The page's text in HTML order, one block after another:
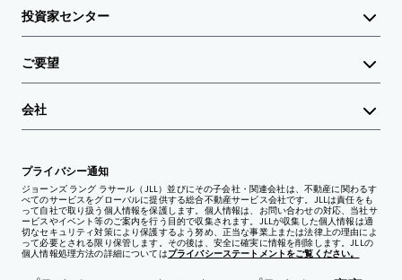
投資家センター
ご要望
会社
プライバシー通知
ジョーンズ ラング ラサール（JLL）並びにその子会社・関連会社は、不動産に関わるす
べてのサービスをグローバルに提供する総合不動産サービス会社です。JLLは責任をも
って自社で取り扱う個人情報を保護します。個人情報は、お問い合わせの対応、当社サ
ービスやイベント等のご案内を行う目的で収集されます。JLLが収集した個人情報は適
切なセキュリティ対策により保護するよう努め、正当な事業上または法律上の理由によ
って必要とされる限り保管します。その後は、安全に確実に情報を削除します。JLLの
個人情報処理方法の詳細についてはプライバシーステートメントをご覧ください。